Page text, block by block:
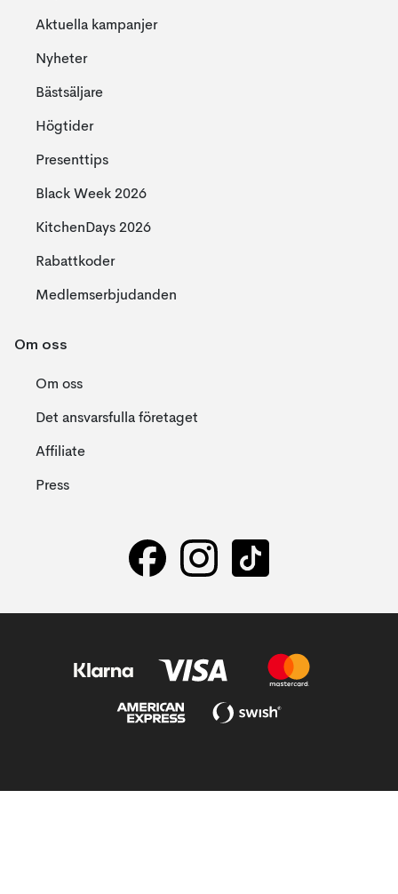
Aktuella kampanjer
Nyheter
Bästsäljare
Högtider
Presenttips
Black Week 2026
KitchenDays 2026
Rabattkoder
Medlemserbjudanden
Om oss
Om oss
Det ansvarsfulla företaget
Affiliate
Press